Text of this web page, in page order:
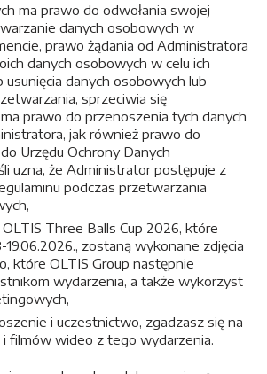
ma prawo do odwołania swojej
danych osobowych w
prawo żądania od Administratora
danych osobowych w celu ich
usunięcia danych osobowych lub
sprzeciwia się
prawo do przenoszenia tych danych
jak również prawo do
Urzędu Ochrony Danych
uzna, że Administrator postępuje z
podczas przetwarzania
Three Balls Cup 2026, które
19.06.2026., zostaną wykonane zdjęcia
które OLTIS Group następnie
wydarzenia, a także wykorzyst
i uczestnictwo, zgadzasz się na
i filmów wideo z tego wydarzenia.